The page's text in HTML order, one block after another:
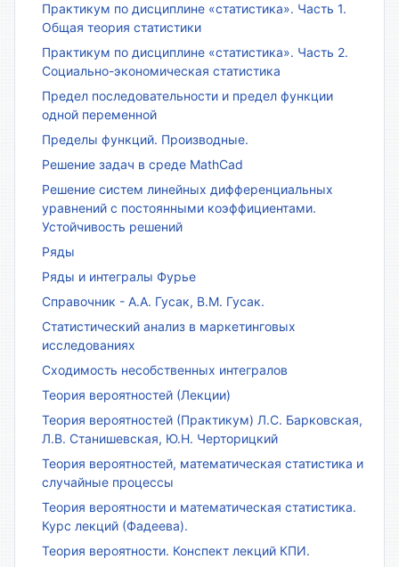
Практикум по дисциплине «статистика». Часть 1.
Общая теория статистики
Практикум по дисциплине «статистика». Часть 2.
Социально-экономическая статистика
Предел последовательности и предел функции
одной переменной
Пределы функций. Производные.
Решение задач в среде MathCad
Решение систем линейных дифференциальных
уравнений с постоянными коэффициентами.
Устойчивость решений
Ряды
Ряды и интегралы Фурье
Справочник - А.А. Гусак, В.М. Гусак.
Статистический анализ в маркетинговых
исследованиях
Сходимость несобственных интегралов
Теория вероятностей (Лекции)
Теория вероятностей (Практикум) Л.С. Барковская,
Л.В. Станишевская, Ю.Н. Черторицкий
Теория вероятностей, математическая статистика и
случайные процессы
Теория вероятности и математическая статистика.
Курс лекций (Фадеева).
Теория вероятности. Конспект лекций КПИ.